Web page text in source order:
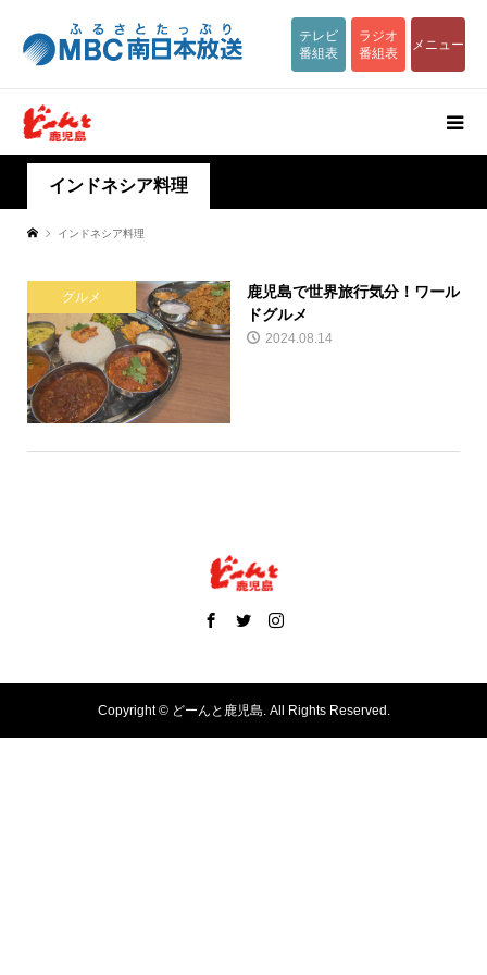
テレビ
番組表
ラジオ
番組表
メニュー
インドネシア料理
インドネシア料理
グルメ
鹿児島で世界旅行気分！ワール
ドグルメ
2024.08.14
Copyright ©どーんと鹿児島. All Rights Reserved.